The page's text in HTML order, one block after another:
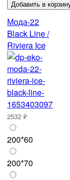
Мода-22
Black Line /
Riviera Ice
2532 ₽
200*60
200*70